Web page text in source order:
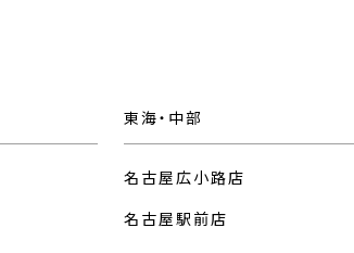
東海・中部
名古屋広小路店
名古屋駅前店